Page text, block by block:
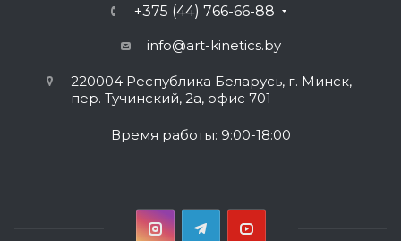
+375 (44) 766-66-88
info@art-kinetics.by
220004 Республика Беларусь, г. Минск,
пер. Тучинский, 2а, офис 701
Время работы: 9:00-18:00